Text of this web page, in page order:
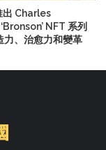
出 Charles
NFT 系列
力、治愈力和變革